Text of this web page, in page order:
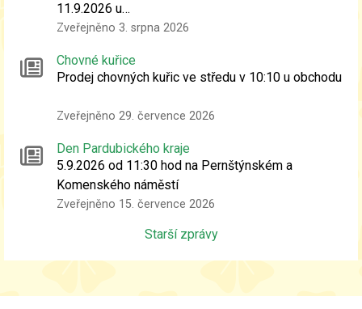
11.9.2026 u…
Zveřejněno 3. srpna 2026
Chovné kuřice
Prodej chovných kuřic ve středu v 10:10 u obchodu
Zveřejněno 29. července 2026
Den Pardubického kraje
5.9.2026 od 11:30 hod na Pernštýnském a
Komenského náměstí
Zveřejněno 15. července 2026
Starší zprávy